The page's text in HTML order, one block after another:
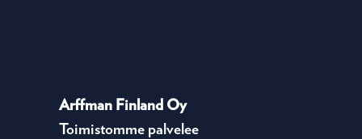
Arffman Finland Oy
Toimistomme palvelee